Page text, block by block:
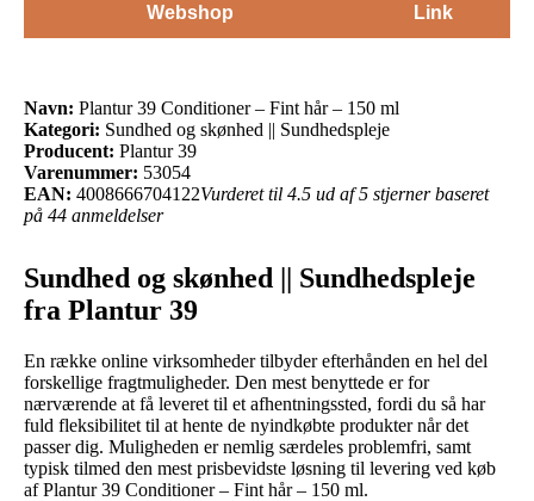
Webshop Link
Navn: Plantur 39 Conditioner – Fint hår – 150 ml
Kategori: Sundhed og skønhed || Sundhedspleje
Producent: Plantur 39
Varenummer: 53054
EAN: 4008666704122Vurderet til 4.5 ud af 5 stjerner baseret
på 44 anmeldelser
Sundhed og skønhed || Sundhedspleje
fra Plantur 39
En række online virksomheder tilbyder efterhånden en hel del
forskellige fragtmuligheder. Den mest benyttede er for
nærværende at få leveret til et afhentningssted, fordi du så har
fuld fleksibilitet til at hente de nyindkøbte produkter når det
passer dig. Muligheden er nemlig særdeles problemfri, samt
typisk tilmed den mest prisbevidste løsning til levering ved køb
af Plantur 39 Conditioner – Fint hår – 150 ml.